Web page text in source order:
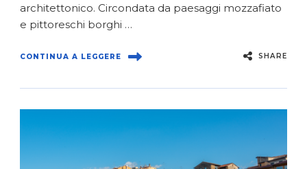
architettonico. Circondata da paesaggi mozzafiato
e pittoreschi borghi …
CONTINUA A LEGGERE SHARE